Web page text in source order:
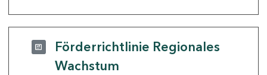
Förderrichtlinie Regionales
Wachstum